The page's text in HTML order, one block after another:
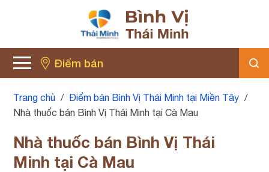
Điểm bán
Trang chủ / Điểm bán Bình Vị Thái Minh tại Miền Tây /
Nhà thuốc bán Bình Vị Thái Minh tại Cà Mau
Nhà thuốc bán Bình Vị Thái
Minh tại Cà Mau